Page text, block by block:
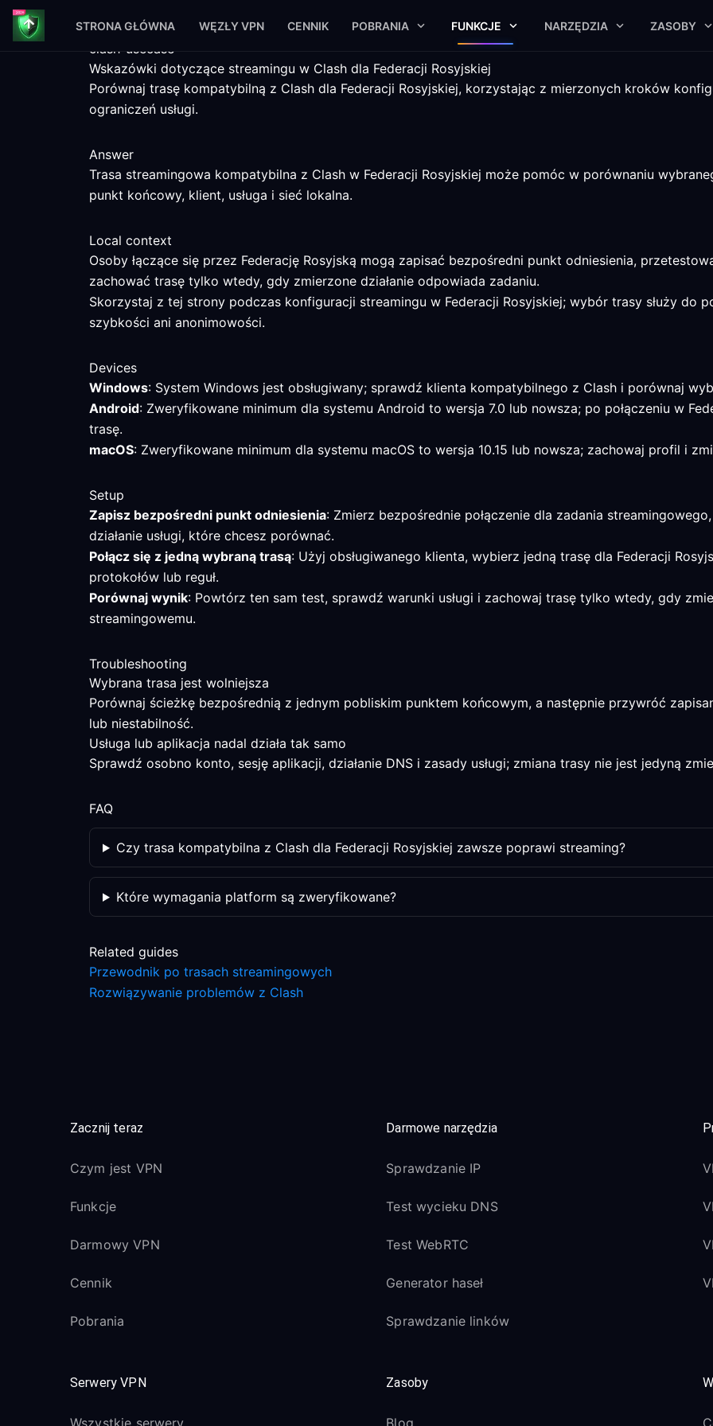
STRONA GŁÓWNA WĘZŁY VPN CENNIK POBRANIA FUNKCJE NARZĘDZIA ZASOBY
clash-usecase
Wskazówki dotyczące streamingu w Clash dla Federacji Rosyjskiej
Porównaj trasę kompatybilną z Clash dla Federacji Rosyjskiej, korzystając z mierzonych kroków
ograniczeń usługi.
Answer
Trasa streamingowa kompatybilna z Clash w Federacji Rosyjskiej może pomóc w porównaniu
punkt końcowy, klient, usługa i sieć lokalna.
Local context
Osoby łączące się przez Federację Rosyjską mogą zapisać bezpośredni punkt odniesienia,
zachować trasę tylko wtedy, gdy zmierzone działanie odpowiada zadaniu.
Skorzystaj z tej strony podczas konfiguracji streamingu w Federacji Rosyjskiej; wybór trasy służy do
szybkości ani anonimowości.
Devices
Windows: System Windows jest obsługiwany; sprawdź klienta kompatybilnego z Clash i porównaj
Android: Zweryfikowane minimum dla systemu Android to wersja 7.0 lub nowsza; po połączeniu w
trasę.
macOS: Zweryfikowane minimum dla systemu macOS to wersja 10.15 lub nowsza; zachowaj profil i
Setup
Zapisz bezpośredni punkt odniesienia: Zmierz bezpośrednie połączenie dla zadania
działanie usługi, które chcesz porównać.
Połącz się z jedną wybraną trasą: Użyj obsługiwanego klienta, wybierz jedną trasę dla Federacji
protokołów lub reguł.
Porównaj wynik: Powtórz ten sam test, sprawdź warunki usługi i zachowaj trasę tylko wtedy, gdy
streamingowemu.
Troubleshooting
Wybrana trasa jest wolniejsza
Porównaj ścieżkę bezpośrednią z jednym pobliskim punktem końcowym, a następnie przywróć
lub niestabilność.
Usługa lub aplikacja nadal działa tak samo
Sprawdź osobno konto, sesję aplikacji, działanie DNS i zasady usługi; zmiana trasy nie jest jedyną
FAQ
Czy trasa kompatybilna z Clash dla Federacji Rosyjskiej zawsze poprawi streaming?
Które wymagania platform są zweryfikowane?
Related guides
Przewodnik po trasach streamingowych
Rozwiązywanie problemów z Clash
Zacznij teraz
Czym jest VPN
Funkcje
Darmowy VPN
Cennik
Pobrania
Darmowe narzędzia
Sprawdzanie IP
Test wycieku DNS
Test WebRTC
Generator haseł
Sprawdzanie linków
Serwery VPN
Wszystkie serwery
Zasoby
Blog